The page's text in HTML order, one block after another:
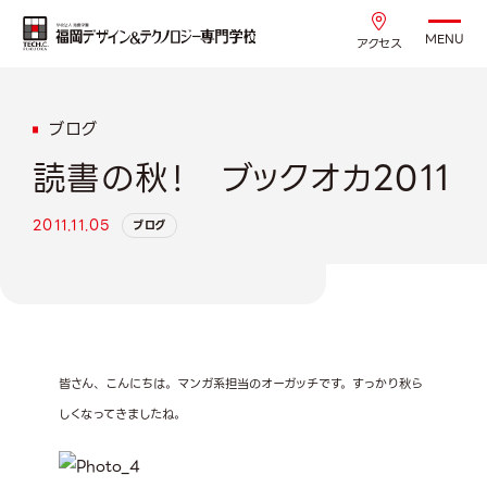
アクセス MENU
ブログ
読書の秋！ ブックオカ2011
2011.11.05 ブログ
皆さん、こんにちは。マンガ系担当のオーガッチです。すっかり秋ら
しくなってきましたね。